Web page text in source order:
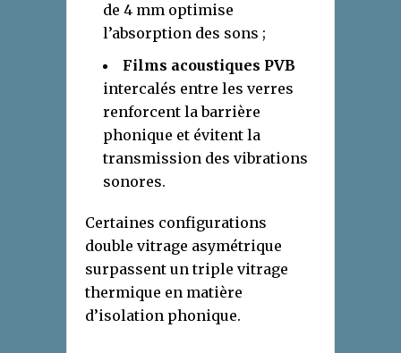
de 4 mm optimise
l’absorption des sons ;
Films acoustiques PVB
intercalés entre les verres
renforcent la barrière
phonique et évitent la
transmission des vibrations
sonores.
Certaines configurations
double vitrage asymétrique
surpassent un triple vitrage
thermique en matière
d’isolation phonique.